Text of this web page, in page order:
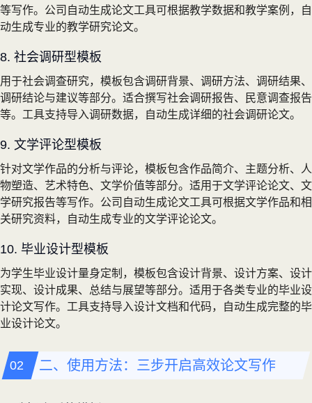
等写作。公司自动生成论文工具可根据教学数据和教学案例，自
动生成专业的教学研究论文。
8. 社会调研型模板
用于社会调查研究，模板包含调研背景、调研方法、调研结果、
调研结论与建议等部分。适合撰写社会调研报告、民意调查报告
等。工具支持导入调研数据，自动生成详细的社会调研论文。
9. 文学评论型模板
针对文学作品的分析与评论，模板包含作品简介、主题分析、人
物塑造、艺术特色、文学价值等部分。适用于文学评论论文、文
学研究报告等写作。公司自动生成论文工具可根据文学作品和相
关研究资料，自动生成专业的文学评论论文。
10. 毕业设计型模板
为学生毕业设计量身定制，模板包含设计背景、设计方案、设计
实现、设计成果、总结与展望等部分。适用于各类专业的毕业设
计论文写作。工具支持导入设计文档和代码，自动生成完整的毕
业设计论文。
二、使用方法：三步开启高效论文写作